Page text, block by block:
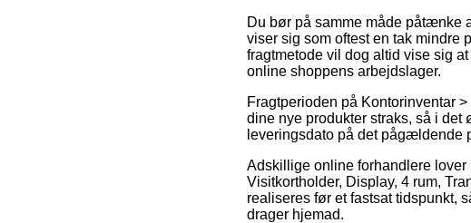
Du bør på samme måde påtænke
viser sig som oftest en tak mindre
fragtmetode vil dog altid vise sig
online shoppens arbejdslager.
Fragtperioden på Kontorinventar
dine nye produkter straks, så i det
leveringsdato på det pågældende
Adskillige online forhandlere
Visitkortholder, Display, 4 rum,
realiseres før et fastsat tidspunkt,
drager hjemad.